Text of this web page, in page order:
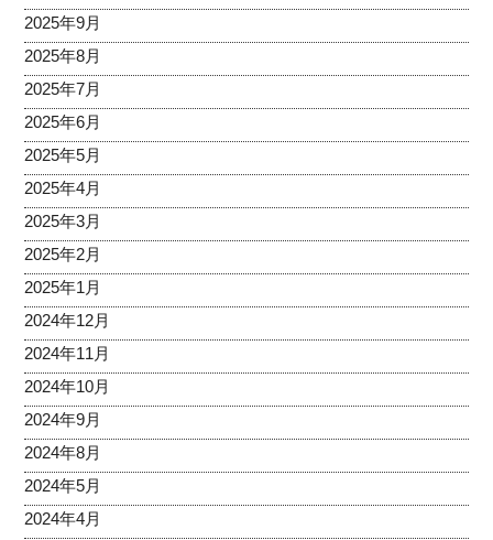
2025年9月
2025年8月
2025年7月
2025年6月
2025年5月
2025年4月
2025年3月
2025年2月
2025年1月
2024年12月
2024年11月
2024年10月
2024年9月
2024年8月
2024年5月
2024年4月